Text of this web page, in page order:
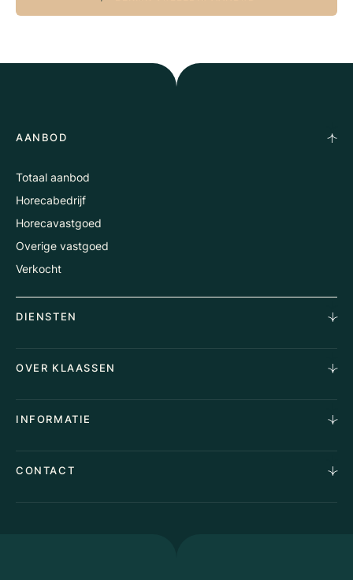
AANBOD
Totaal aanbod
Horecabedrijf
Horecavastgoed
Overige vastgoed
Verkocht
DIENSTEN
Aankoopopdracht
Stille verkoop
Taxaties
Advies
OVER KLAASSEN
Waarom Klaassen
Vacatures
Algemene voorwaarden
INFORMATIE
Vergunningen
CONTACT